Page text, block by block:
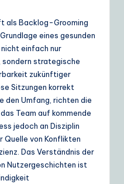
als Backlog-Grooming
eines gesunden
einfach nur
strategische
zukünftiger
Sitzungen korrekt
den Umfang, richten die
Team auf kommende
jedoch an Disziplin
Quelle von Konflikten
Das Verständnis der
Nutzergeschichten ist